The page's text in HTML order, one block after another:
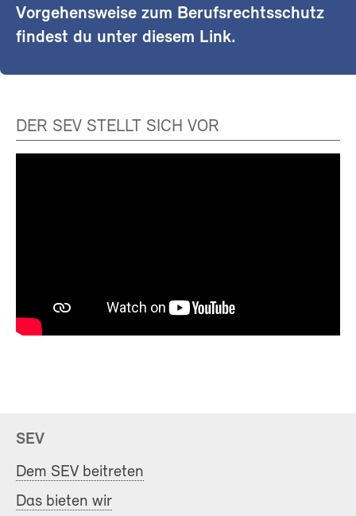
Vorgehensweise zum Berufsrechtsschutz
findest du unter diesem Link.
DER SEV STELLT SICH VOR
SEV
Dem SEV beitreten
Das bieten wir